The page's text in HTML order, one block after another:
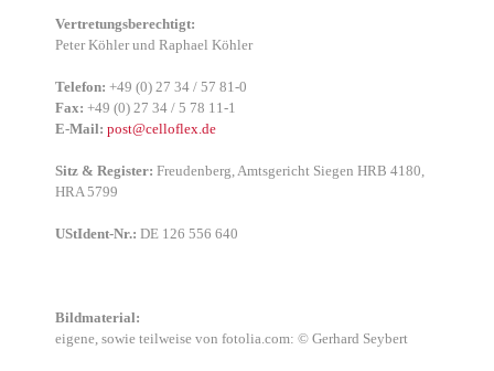
Ver­tre­tungs­be­rech­tigt:
Peter Köh­ler und Rapha­el Köh­ler
Tele­fon: +49 (0) 27 34 / 57 81-0
Fax: +49 (0) 27 34 / 5 78 11-1
E-Mail: post@celloflex.de
Sitz & Regis­ter: Freu­den­berg, Amts­ge­richt Sie­gen HRB 4180,
HRA 5799
UStI­dent-Nr.: DE 126 556 640
Bild­ma­te­ri­al:
eige­ne, sowie teil­wei­se von fotolia.com: © Ger­hard Sey­bert